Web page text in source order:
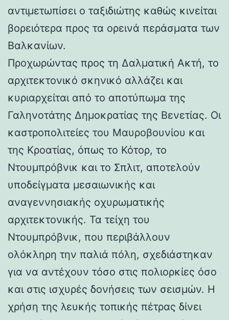
αντιμετωπίσει ο ταξιδιώτης καθώς κινείται
βορειότερα προς τα ορεινά περάσματα των
Βαλκανίων.
Προχωρώντας προς τη Δαλματική Ακτή, το
αρχιτεκτονικό σκηνικό αλλάζει και
κυριαρχείται από το αποτύπωμα της
Γαληνοτάτης Δημοκρατίας της Βενετίας. Οι
καστροπολιτείες του Μαυροβουνίου και
της Κροατίας, όπως το Κότορ, το
Ντουμπρόβνικ και το Σπλιτ, αποτελούν
υποδείγματα μεσαιωνικής και
αναγεννησιακής οχυρωματικής
αρχιτεκτονικής. Τα τείχη του
Ντουμπρόβνικ, που περιβάλλουν
ολόκληρη την παλιά πόλη, σχεδιάστηκαν
για να αντέχουν τόσο στις πολιορκίες όσο
και στις ισχυρές δονήσεις των σεισμών. Η
χρήση της λευκής τοπικής πέτρας δίνει